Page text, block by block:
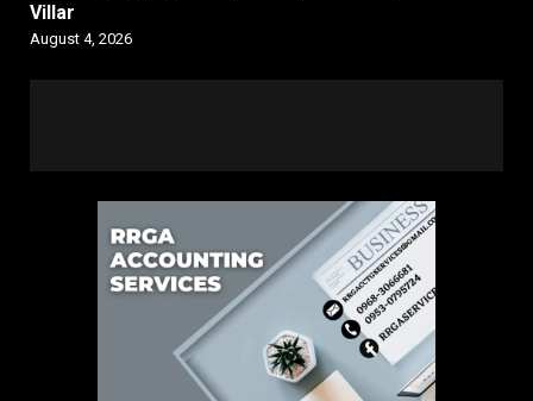
Villar
August 4, 2026